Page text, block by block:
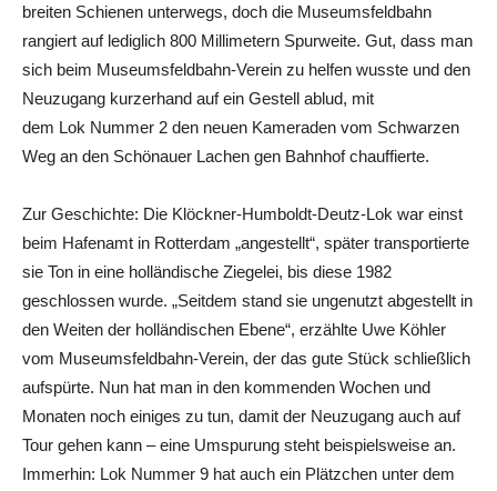
breiten Schienen unterwegs, doch die Museumsfeldbahn
rangiert auf lediglich 800 Millimetern Spurweite. Gut, dass man
sich beim Museumsfeldbahn-Verein zu helfen wusste und den
Neuzugang kurzerhand auf ein Gestell ablud, mit
dem Lok Nummer 2 den neuen Kameraden vom Schwarzen
Weg an den Schönauer Lachen gen Bahnhof chauffierte.
Zur Geschichte: Die Klöckner-Humboldt-Deutz-Lok war einst
beim Hafenamt in Rotterdam „angestellt“, später transportierte
sie Ton in eine holländische Ziegelei, bis diese 1982
geschlossen wurde. „Seitdem stand sie ungenutzt abgestellt in
den Weiten der holländischen Ebene“, erzählte Uwe Köhler
vom Museumsfeldbahn-Verein, der das gute Stück schließlich
aufspürte. Nun hat man in den kommenden Wochen und
Monaten noch einiges zu tun, damit der Neuzugang auch auf
Tour gehen kann – eine Umspurung steht beispielsweise an.
Immerhin: Lok Nummer 9 hat auch ein Plätzchen unter dem